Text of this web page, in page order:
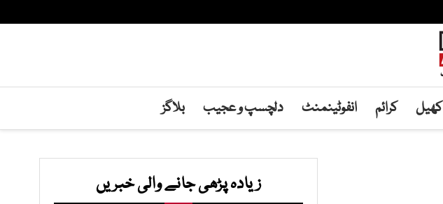
کھیل کرائم انفوٹینمنٹ دلچسپ و عجیب بلاگز
زیادہ پڑھی جانے والی خبریں